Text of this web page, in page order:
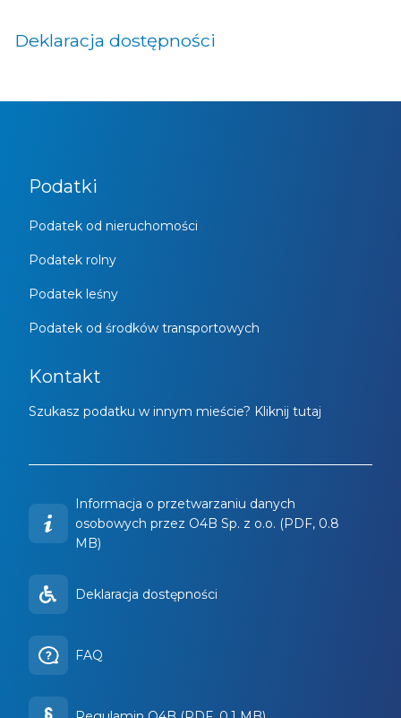
Deklaracja dostępności
Podatki
Podatek od nieruchomości
Podatek rolny
Podatek leśny
Podatek od środków transportowych
Kontakt
Szukasz podatku w innym mieście? Kliknij tutaj
Informacja o przetwarzaniu danych
osobowych przez O4B Sp. z o.o. (PDF, 0.8
MB)
Deklaracja dostępności
FAQ